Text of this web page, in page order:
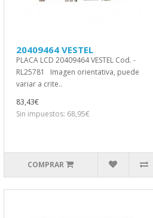
20409464 VESTEL
PLACA LCD 20409464 VESTEL Cod. -
RL25781 Imagen orientativa, puede
variar a crite..
83,43€
Sin impuestos: 68,95€
COMPRAR